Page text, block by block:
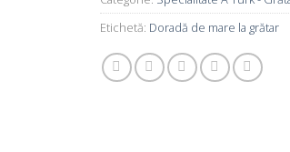
Etichetă: Doradă de mare la grătar